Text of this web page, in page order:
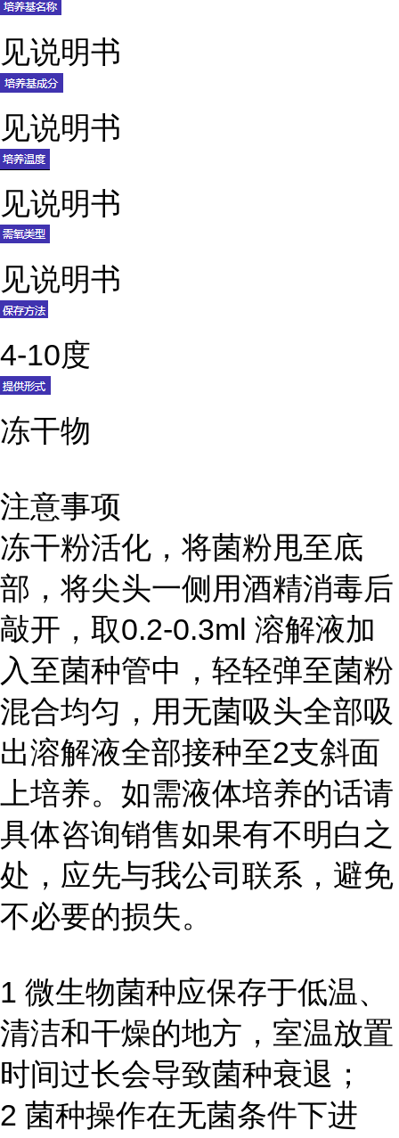
见说明书
见说明书
见说明书
见说明书
4-10度
冻干物
注意事项
冻干粉活化，将菌粉甩至底
部，将尖头一侧用酒精消毒后
敲开，取0.2-0.3ml 溶解液加
入至菌种管中，轻轻弹至菌粉
混合均匀，用无菌吸头全部吸
出溶解液全部接种至2支斜面
上培养。如需液体培养的话请
具体咨询销售如果有不明白之
处，应先与我公司联系，避免
不必要的损失。
1 微生物菌种应保存于低温、
清洁和干燥的地方，室温放置
时间过长会导致菌种衰退；
2 菌种操作在无菌条件下进